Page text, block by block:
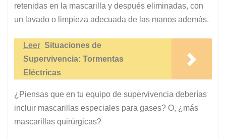
retenidas en la mascarilla y después eliminadas, con
un lavado o limpieza adecuada de las manos además.
Leer Situaciones de
Supervivencia: Tormentas
Eléctricas
¿Piensas que en tu equipo de supervivencia deberías
incluir mascarillas especiales para gases? O, ¿más
mascarillas quirúrgicas?